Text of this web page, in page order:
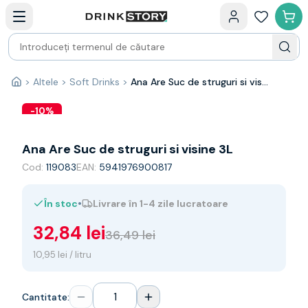
Bauturi fine — selectie
Produse Noi
Cosuri cadou
Pachete & Cadouri
Vin
Tamaioasa
Franta
Spania
Australia
Noua Zeelanda
Sampanie
Acasă
> Altele > Soft Drinks > Ana Are Suc de struguri si visine 3L
-10%
Ana Are Suc de struguri si visine 3L
Cod: 119083EAN: 5941976900817
În stoc• Livrare în 1-4 zile lucratoare
32,84 lei36,49 lei
10,95 lei / litru
Cantitate: